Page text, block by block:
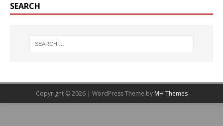
SEARCH
Copyright © 2026 | WordPress Theme by MH Themes